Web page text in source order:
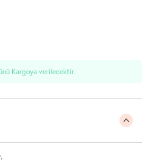
Kargoya verilecektir.